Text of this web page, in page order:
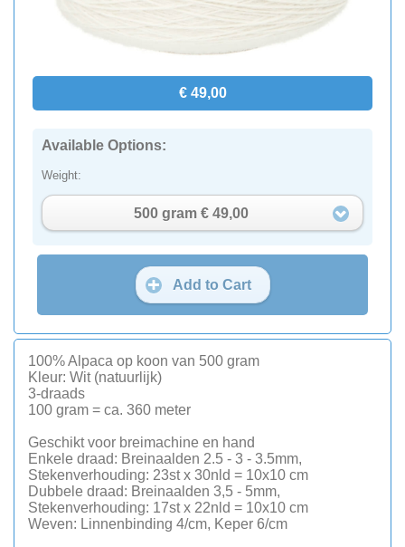
€ 49,00
Available Options:
Weight:
500 gram € 49,00
Add to Cart
100% Alpaca op koon van 500 gram
Kleur: Wit (natuurlijk)
3-draads
100 gram = ca. 360 meter
Geschikt voor breimachine en hand
Enkele draad: Breinaalden 2.5 - 3 - 3.5mm,
Stekenverhouding: 23st x 30nld = 10x10 cm
Dubbele draad: Breinaalden 3,5 - 5mm,
Stekenverhouding: 17st x 22nld = 10x10 cm
Weven: Linnenbinding 4/cm, Keper 6/cm